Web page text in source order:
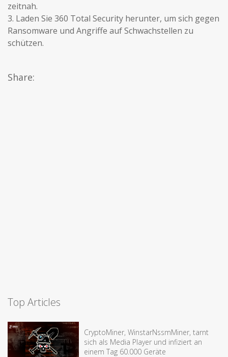
zeitnah.
3. Laden Sie 360 Total Security herunter, um sich gegen
Ransomware und Angriffe auf Schwachstellen zu
schützen.
Share:
Top Articles
CryptoMiner, WinstarNssmMiner, tarnt
sich als Media Player und infiziert an
einem Tag 60.000 Geräte